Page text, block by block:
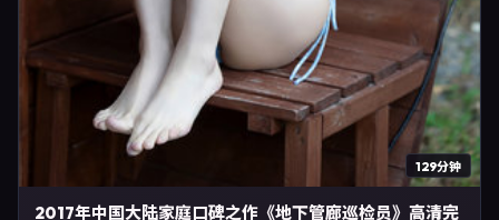
129分钟
2017年中国大陆家庭口碑之作《地下管廊巡检员》高清完